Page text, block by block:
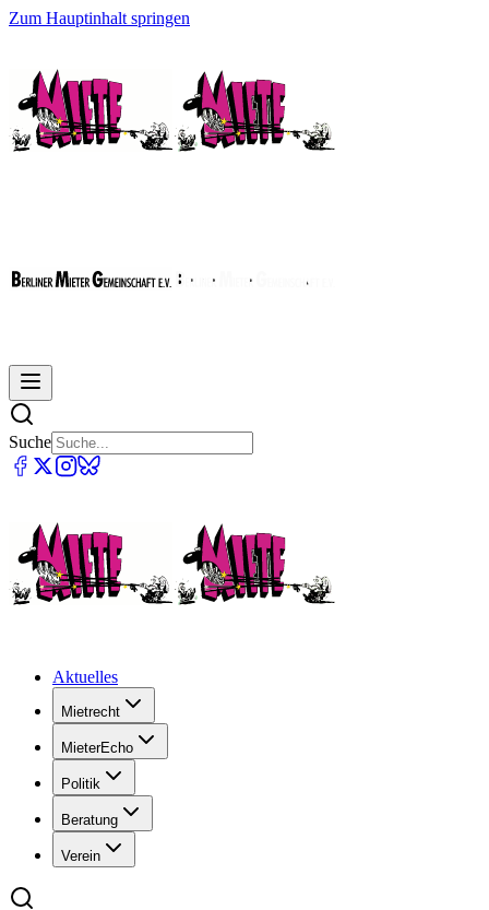
Zum Hauptinhalt springen
Suche
Aktuelles
Mietrecht
MieterEcho
Politik
Beratung
Verein